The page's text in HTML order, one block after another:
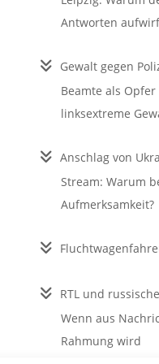
Antworten
Gewalt gegen
Beamte als
linksextreme
Anschlag von
Stream: Warum
Aufmerksamkeit?
RTL und
Wenn aus
Rahmung wird